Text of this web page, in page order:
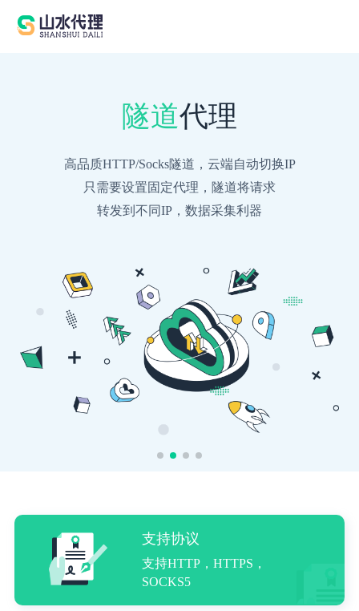
隧道代理
高品质HTTP/Socks隧道，云端自动切换IP
只需要设置固定代理，隧道将请求
转发到不同IP，数据采集利器
支持协议
支持HTTP，HTTPS，
SOCKS5